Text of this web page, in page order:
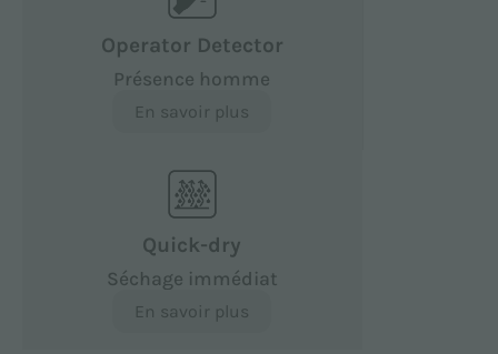
Operator Detector
Présence homme
En savoir plus
Quick-dry
Séchage immédiat
En savoir plus